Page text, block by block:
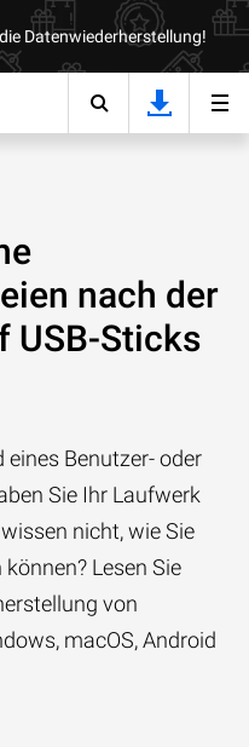
Datenwiederherstellung!
nach der
USB-Sticks
Benutzer- oder
Sie Ihr Laufwerk
nicht, wie Sie
Lesen Sie
von
macOS, Android